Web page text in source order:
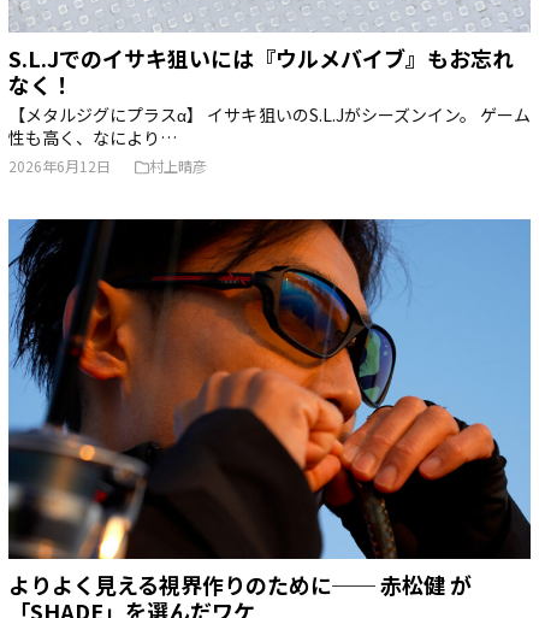
S.L.Jでのイサキ狙いには『ウルメバイブ』もお忘れ
なく！
【メタルジグにプラスα】 イサキ狙いのS.L.Jがシーズンイン。 ゲーム
性も高く、なにより…
2026年6月12日 村上晴彦
よりよく見える視界作りのために── 赤松健 が
「SHADE」を選んだワケ